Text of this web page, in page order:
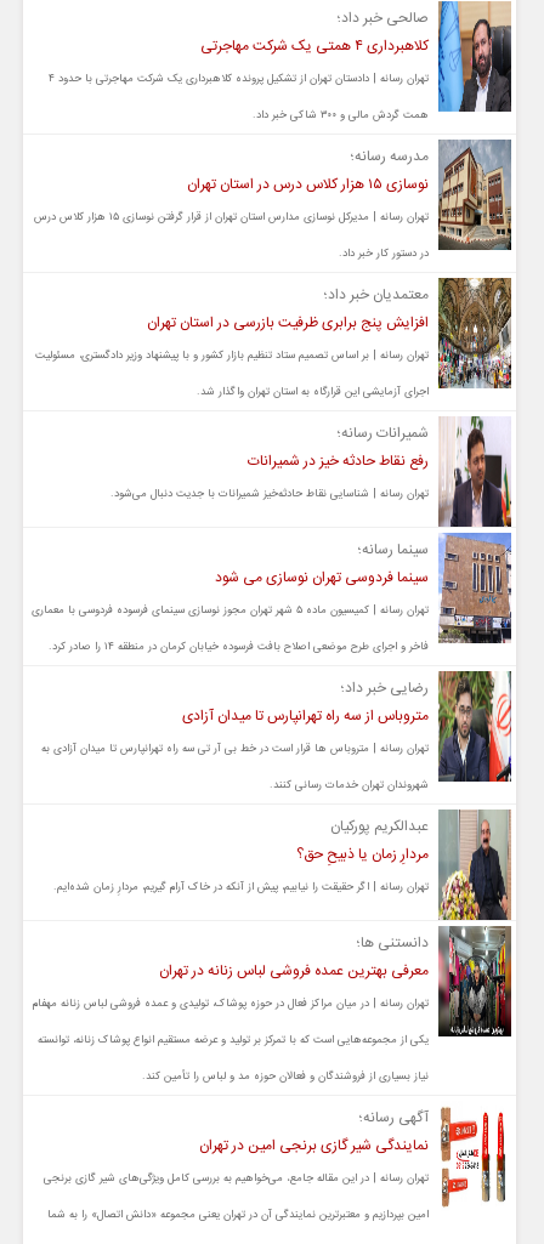
صالحی خبر داد؛
کلاهبرداری ۴ همتی یک شرکت مهاجرتی
تهران رسانه | دادستان تهران از تشکیل پرونده کلاهبرداری یک شرکت مهاجرتی با حدود ۴
همت گردش مالی و ۳۰۰ شاکی خبر داد.
مدرسه رسانه؛
نوسازی ۱۵ هزار کلاس درس در استان تهران
تهران رسانه | مدیرکل نوسازی مدارس استان تهران از قرار گرفتن نوسازی ۱۵ هزار کلاس درس
در دستور کار خبر داد.
معتمدیان خبر داد؛
افزایش پنج برابری ظرفیت بازرسی در استان تهران
تهران رسانه | بر اساس تصمیم ستاد تنظیم بازار کشور و با پیشنهاد وزیر دادگستری، مسئولیت
اجرای آزمایشی این قرارگاه به استان تهران واگذار شد.
شمیرانات رسانه؛
رفع نقاط حادثه خیز در شمیرانات
تهران رسانه | شناسایی نقاط حادثه‌خیز شمیرانات با جدیت دنبال می‌شود.
سینما رسانه؛
سینما فردوسی تهران نوسازی می شود
تهران رسانه | کمیسیون ماده ۵ شهر تهران مجوز نوسازی سینمای فرسوده فردوسی با معماری
فاخر و اجرای طرح موضعی اصلاح بافت فرسوده خیابان کرمان در منطقه ۱۴ را صادر کرد.
رضایی خبر داد؛
متروباس از سه راه تهرانپارس تا میدان آزادی
تهران رسانه | متروباس ها قرار است در خط بی آر تی سه راه تهرانپارس تا میدان آزادی به
شهروندان تهران خدمات رسانی کنند.
عبدالکریم پورکیان
مردارِ زمان یا ذبیحِ حق؟
تهران رسانه | اگر حقیقت را نیابیم، پیش از آنکه در خاک آرام گیریم، مردارِ زمان شده‌ایم.
دانستنی ها؛
معرفی بهترین عمده فروشی لباس زنانه در تهران
تهران رسانه | در میان مراکز فعال در حوزه پوشاک، تولیدی و عمده فروشی لباس زنانه مهفام
یکی از مجموعه‌هایی است که با تمرکز بر تولید و عرضه مستقیم انواع پوشاک زنانه، توانسته
نیاز بسیاری از فروشندگان و فعالان حوزه مد و لباس را تأمین کند.
آگهی رسانه؛
نمایندگی شیر گازی برنجی امین در تهران
تهران رسانه | در این مقاله جامع، می‌خواهیم به بررسی کامل ویژگی‌های شیر گازی برنجی
امین بپردازیم و معتبرترین نمایندگی آن در تهران یعنی مجموعه «دانش اتصال» را به شما